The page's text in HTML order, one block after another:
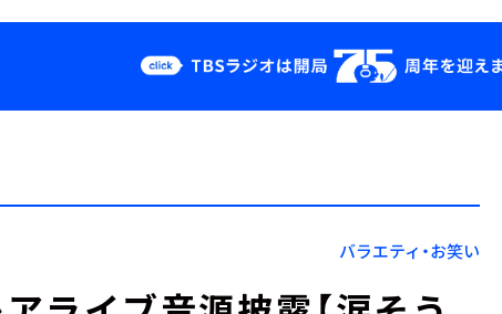
Podcast
YouTube
会社情報
バラエティ・お笑い